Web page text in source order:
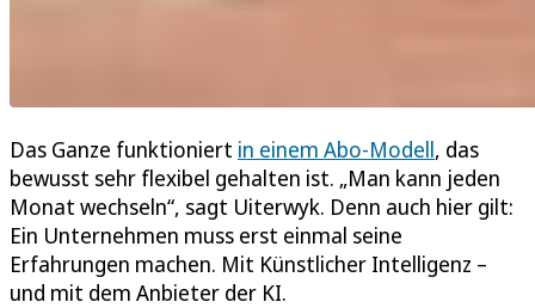
Das Ganze funktioniert in einem Abo-Modell, das
bewusst sehr flexibel gehalten ist. „Man kann jeden
Monat wechseln“, sagt Uiterwyk. Denn auch hier gilt:
Ein Unternehmen muss erst einmal seine
Erfahrungen machen. Mit Künstlicher Intelligenz –
und mit dem Anbieter der KI.